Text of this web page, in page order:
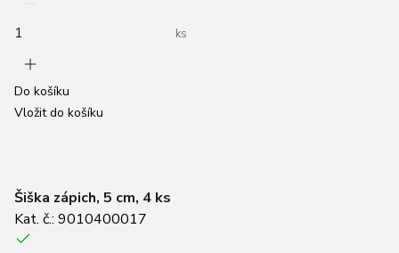
ks
Do košíku
Vložit do košíku
Šiška zápich, 5 cm, 4 ks
Kat. č.: 9010400017